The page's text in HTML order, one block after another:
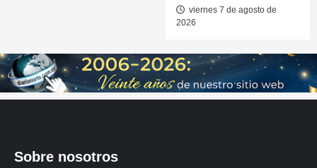
viernes 7 de agosto de
2026
Sobre nosotros